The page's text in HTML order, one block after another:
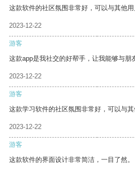
这款软件的社区氛围非常好，可以与其他用
2023-12-22
游客
这款app是我社交的好帮手，让我能够与朋
2023-12-22
游客
这款学习软件的社区氛围非常好，可以与其
2023-12-22
游客
这款软件的界面设计非常简洁，一目了然。